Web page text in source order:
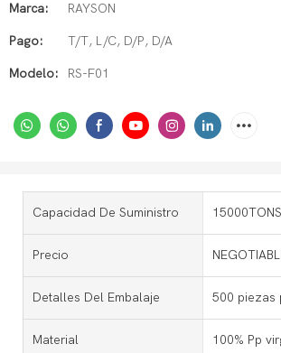
Marca: RAYSON
Pago: T/T, L/C, D/P, D/A
Modelo: RS-F01
Capacidad De Suministro
Precio
Detalles Del Embalaje 500 piezas
Material 100% Pp